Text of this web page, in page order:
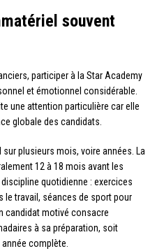
souvent
participer à la Star Academy
et émotionnel considérable.
une attention particulière car elle
globale des candidats.
sur plusieurs mois, voire années. La
12 à 18 mois avant les
quotidienne : exercices
le travail, séances de sport pour
candidat motivé consacre
à sa préparation, soit
année complète.